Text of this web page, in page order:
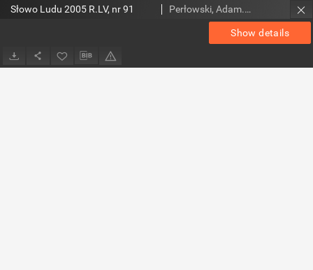
Show details
Słowo Ludu 2005 R.LV, nr 91 Perłowski, Adam. Red.